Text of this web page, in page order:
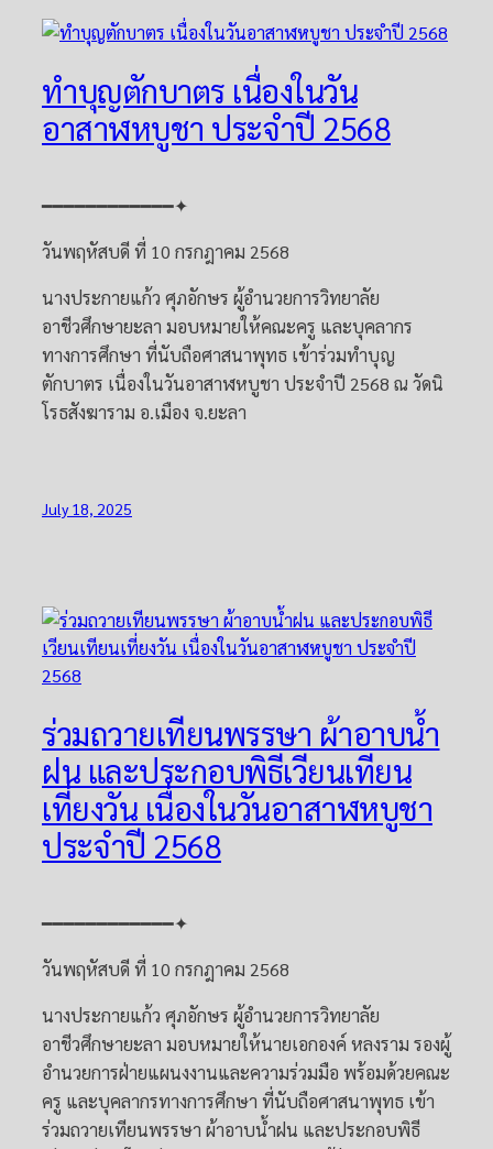
ทำบุญตักบาตร เนื่องในวัน
อาสาฬหบูชา ประจำปี 2568
━━━━━━━━━━━━✦
วันพฤหัสบดี ที่ 10 กรกฎาคม 2568
นางประกายแก้ว ศุภอักษร ผู้อำนวยการวิทยาลัย
อาชีวศึกษายะลา มอบหมายให้คณะครู และบุคลากร
ทางการศึกษา ที่นับถือศาสนาพุทธ เข้าร่วมทำบุญ
ตักบาตร เนื่องในวันอาสาฬหบูชา ประจำปี 2568 ณ วัดนิ
โรธสังฆาราม อ.เมือง จ.ยะลา
July 18, 2025
ร่วมถวายเทียนพรรษา ผ้าอาบน้ำ
ฝน และประกอบพิธีเวียนเทียน
เที่ยงวัน เนื่องในวันอาสาฬหบูชา
ประจำปี 2568
━━━━━━━━━━━━✦
วันพฤหัสบดี ที่ 10 กรกฎาคม 2568
นางประกายแก้ว ศุภอักษร ผู้อำนวยการวิทยาลัย
อาชีวศึกษายะลา มอบหมายให้นายเอกองค์ หลงราม รองผู้
อำนวยการฝ่ายแผนงงานและความร่วมมือ พร้อมด้วยคณะ
ครู และบุคลากรทางการศึกษา ที่นับถือศาสนาพุทธ เข้า
ร่วมถวายเทียนพรรษา ผ้าอาบน้ำฝน และประกอบพิธี